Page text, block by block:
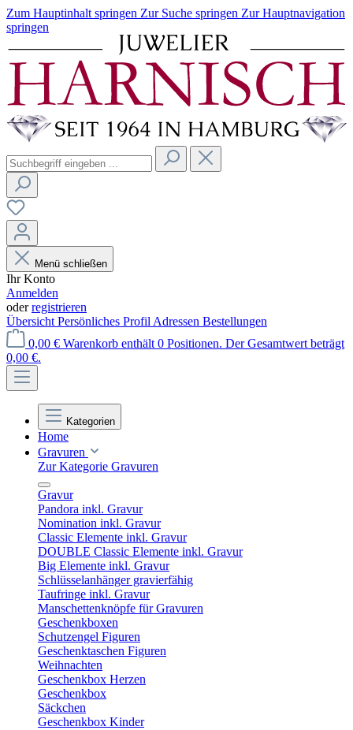
Zum Hauptinhalt springen Zur Suche springen Zur Hauptnavigation
springen
Menü schließen
Ihr Konto
Anmelden
oderregistrieren
Übersicht Persönliches Profil Adressen Bestellungen
0,00 € Warenkorb enthält 0 Positionen. Der Gesamtwert beträgt
0,00 €.
Kategorien
Home
Gravuren
Zur Kategorie Gravuren
Gravur
Pandora inkl. Gravur
Nomination inkl. Gravur
Classic Elemente inkl. Gravur
DOUBLE Classic Elemente inkl. Gravur
Big Elemente inkl. Gravur
Schlüsselanhänger gravierfähig
Taufringe inkl. Gravur
Manschettenknöpfe für Gravuren
Geschenkboxen
Schutzengel Figuren
Geschenktaschen Figuren
Weihnachten
Geschenkbox Herzen
Geschenkbox
Säckchen
Geschenkbox Kinder